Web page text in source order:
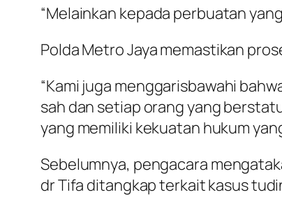
“Melainkan kepada perbuatan
Polda Metro Jaya memastikan
“Kami juga menggarisbawahi
sah dan setiap orang yang
yang memiliki kekuatan hukum
Sebelumnya, pengacara
dr Tifa ditangkap terkait kasus